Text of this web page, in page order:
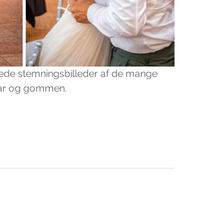
stemningsbilleder af de mange
og gommen.